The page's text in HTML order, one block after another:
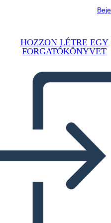
HOZZON LÉTRE EGY
FORGATÓKÖNYVET
de los